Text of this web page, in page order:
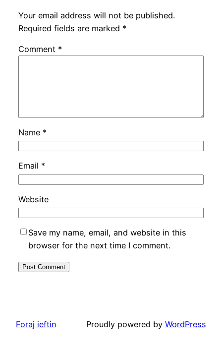
Your email address will not be published.
Required fields are marked *
Comment *
Name *
Email *
Website
Save my name, email, and website in this
browser for the next time I comment.
Foraj ieftin Proudly powered by WordPress